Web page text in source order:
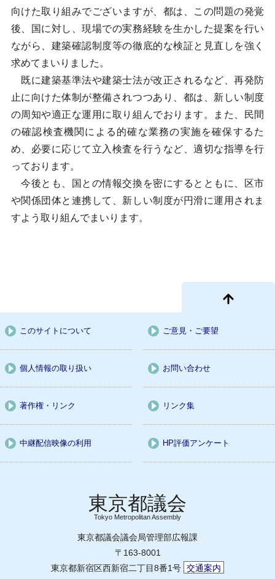
向けた取り組みでございますが、都は、この問題の発覚
後、国に対し、現場での実務経験を生かした提案を行い
ながら、建築確認制度等の徹底的な検証と見直しを強く
求めてまいりました。
既に建築基準法や建築士法が改正されるなど、再発防
止に向けた体制が整備されつつあり、都は、新しい制度
の周知や適正な運用に取り組んでおります。また、民間
の確認検査機関による的確な業務の実施を確保するた
め、必要に応じて立入検査を行うなど、適切な指導を行
っております。
今後とも、国との情報交換を密にするとともに、区市
や関係団体と連携して、新しい制度が円滑に運用されま
すよう取り組んでまいります。
このサイトについて ご意見・ご要望
個人情報の取り扱い お問い合わせ
著作権・リンク リンク集
中継配信映像の利用 HP評価アンケート
Tokyo Metropolitan Assembly
東京都議会議会局管理部広報課
〒163-8001
東京都新宿区西新宿二丁目8番1号 交通案内